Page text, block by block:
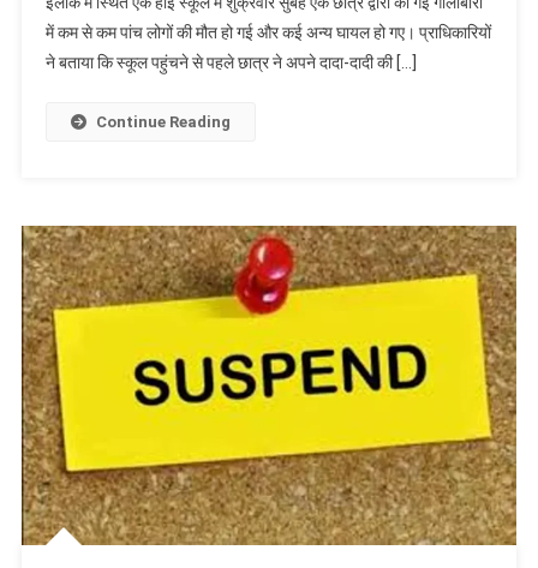
में कम से कम पांच लोगों की मौत हो गई और कई अन्य घायल हो गए। प्राधिकारियों
ने बताया कि स्कूल पहुंचने से पहले छात्र ने अपने दादा-दादी की […]
Continue Reading